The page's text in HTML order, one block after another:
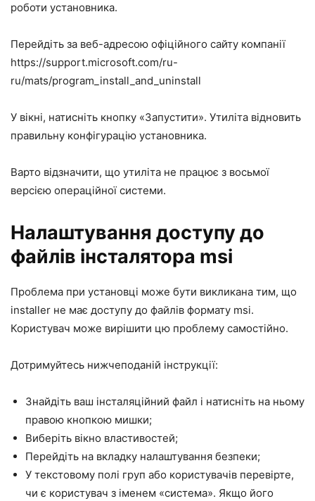
роботи установника.
Перейдіть за веб-адресою офіційного сайту компанії
https://support.microsoft.com/ru-
ru/mats/program_install_and_uninstall
У вікні, натисніть кнопку «Запустити». Утиліта відновить
правильну конфігурацію установника.
Варто відзначити, що утиліта не працює з восьмої
версією операційної системи.
Налаштування доступу до
файлів інсталятора msi
Проблема при установці може бути викликана тим, що
installer не має доступу до файлів формату msi.
Користувач може вирішити цю проблему самостійно.
Дотримуйтесь нижчеподаній інструкції:
Знайдіть ваш інсталяційний файл і натисніть на ньому
правою кнопкою мишки;
Виберіть вікно властивостей;
Перейдіть на вкладку налаштування безпеки;
У текстовому полі груп або користувачів перевірте,
чи є користувач з іменем «система». Якщо його